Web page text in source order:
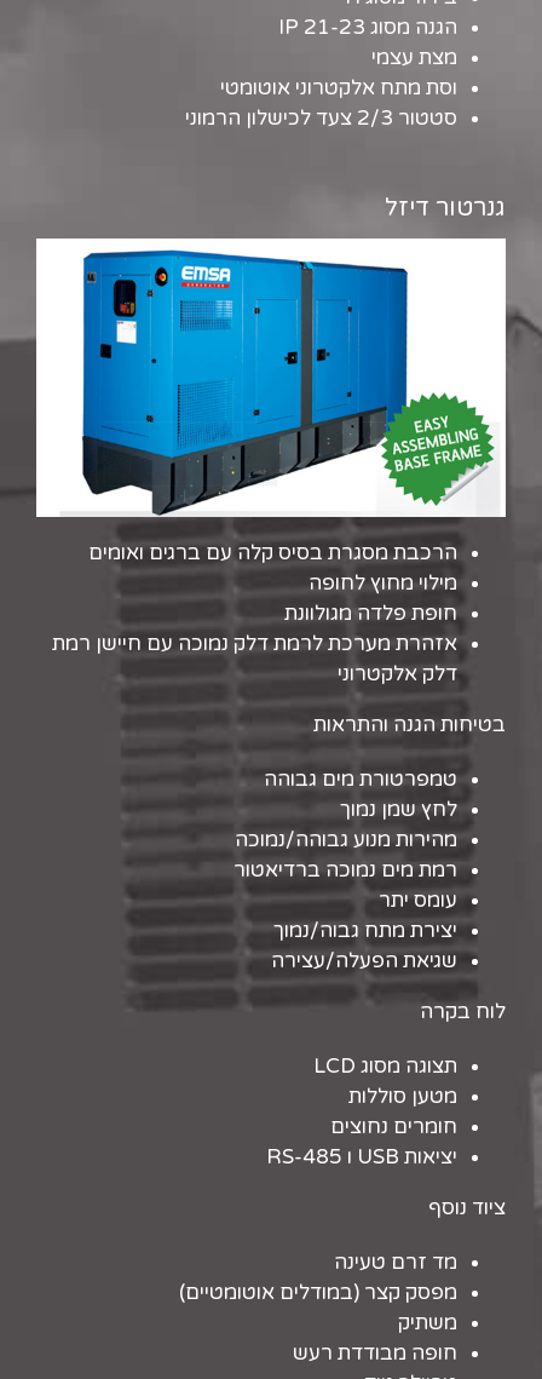
הגנה מסוג IP 21-23
מצת עצמי
וסת מתח אלקטרוני אוטומטי
סטטור 2/3 צעד לכישלון הרמוני
גנרטור דיזל
הרכבת מסגרת בסיס קלה עם ברגים ואומים
מילוי מחוץ לחופה
חופת פלדה מגולוונת
אזהרת מערכת לרמת דלק נמוכה עם חיישן רמת
דלק אלקטרוני
בטיחות הגנה והתראות
טמפרטורת מים גבוהה
לחץ שמן נמוך
מהירות מנוע גבוהה/נמוכה
רמת מים נמוכה ברדיאטור
עומס יתר
יצירת מתח גבוה/נמוך
שגיאת הפעלה/עצירה
לוח בקרה
תצוגה מסוג LCD
מטען סוללות
חומרים נחוצים
יציאות USB ו RS-485
ציוד נוסף
מד זרם טעינה
מפסק קצר (במודלים אוטומטיים)
משתיק
חופה מבודדת רעש